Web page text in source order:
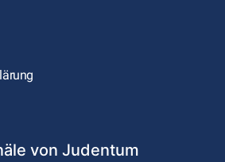
von Judentum